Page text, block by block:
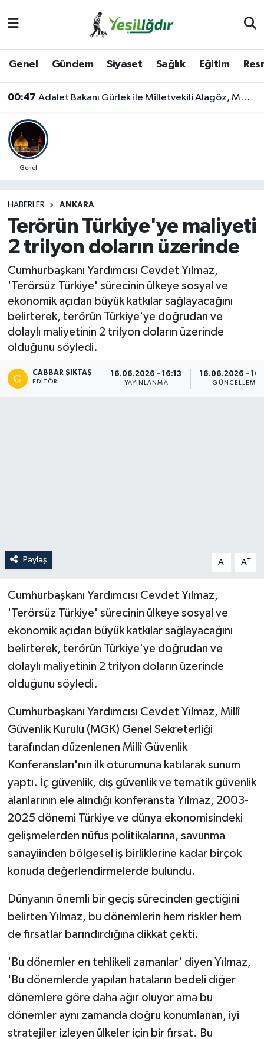
Genel Gündem Siyaset Sağlık Eğitim
00:47 Adalet Bakanı Gürlek ile Milletvekili Alagöz, MHP İl Başkanlığını Ziyaret Etti
Genel
HABERLER ANKARA
Terörün Türkiye'ye maliyeti
2 trilyon doların üzerinde
Cumhurbaşkanı Yardımcısı Cevdet Yılmaz,
'Terörsüz Türkiye' sürecinin ülkeye sosyal ve
ekonomik açıdan büyük katkılar sağlayacağını
belirterek, terörün Türkiye'ye doğrudan ve
dolaylı maliyetinin 2 trilyon doların üzerinde
olduğunu söyledi.
CABBAR ŞIKTAŞ
EDITÖR
16.06.2026 - 16:13
YAYINLANMA
16.06.2026 -
GÜNCELLEME
Paylaş A- A+
Cumhurbaşkanı Yardımcısı Cevdet Yılmaz,
'Terörsüz Türkiye' sürecinin ülkeye sosyal ve
ekonomik açıdan büyük katkılar sağlayacağını
belirterek, terörün Türkiye'ye doğrudan ve
dolaylı maliyetinin 2 trilyon doların üzerinde
olduğunu söyledi.
Cumhurbaşkanı Yardımcısı Cevdet Yılmaz, Millî
Güvenlik Kurulu (MGK) Genel Sekreterliği
tarafından düzenlenen Millî Güvenlik
Konferansları'nın ilk oturumuna katılarak sunum
yaptı. İç güvenlik, dış güvenlik ve tematik güvenlik
alanlarının ele alındığı konferansta Yılmaz, 2003-
2025 dönemi Türkiye ve dünya ekonomisindeki
gelişmelerden nüfus politikalarına, savunma
sanayiinden bölgesel iş birliklerine kadar birçok
konuda değerlendirmelerde bulundu.
Dünyanın önemli bir geçiş sürecinden geçtiğini
belirten Yılmaz, bu dönemlerin hem riskler hem
de fırsatlar barındırdığına dikkat çekti.
'Bu dönemler en tehlikeli zamanlar' diyen Yılmaz,
'Bu dönemlerde yapılan hataların bedeli diğer
dönemlere göre daha ağır oluyor ama bu
dönemler aynı zamanda doğru konumlanan, iyi
stratejiler izleyen ülkeler için bir fırsat. Bu
Iğdır Trafik Yoğunluk Haritası
Süper Lig Puan Durumu ve Fikstür
Son Dakika Haberleri
Haber Arşivi